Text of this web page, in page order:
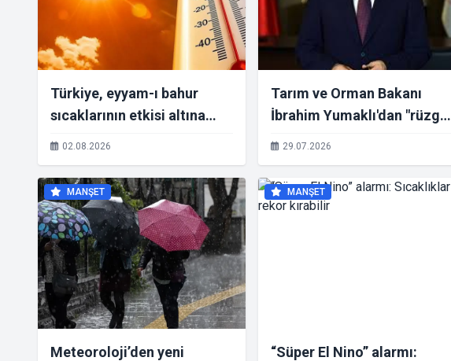
Türkiye, eyyam-ı bahur
sıcaklarının etkisi altına
giriyor
02.08.2026
Tarım ve Orman Bakanı
İbrahim Yumaklı'dan "rüzgar
ve fırtına" uyarısı
29.07.2026
MANŞET
Meteoroloji’den yeni
MANŞET
“Süper El Nino” alarmı: